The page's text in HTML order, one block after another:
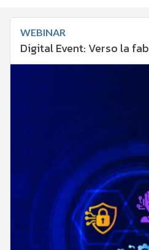
WEBINAR
Digital Event: Verso la